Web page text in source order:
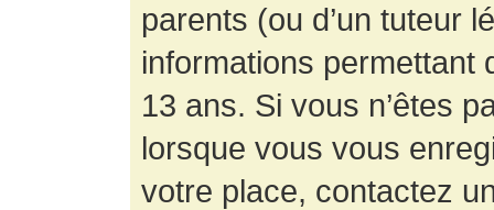
parents (ou d’un tuteur
informations permettant
13 ans. Si vous n’êtes
lorsque vous vous
votre place, contactez